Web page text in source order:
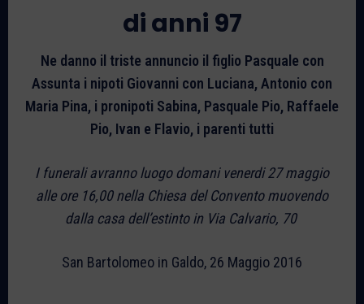
di anni 97
Ne danno il triste annuncio il figlio Pasquale con
Assunta i nipoti Giovanni con Luciana, Antonio con
Maria Pina, i pronipoti Sabina, Pasquale Pio, Raffaele
Pio, Ivan e Flavio, i parenti tutti
I funerali avranno luogo domani venerdi 27 maggio
alle ore 16,00 nella Chiesa del Convento muovendo
dalla casa dell’estinto in Via Calvario, 70
San Bartolomeo in Galdo, 26 Maggio 2016